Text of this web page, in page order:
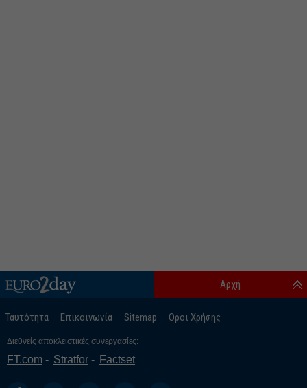
Ταυτότητα Επικοινωνία Sitemap Οροι Χρήσης
Αρχή
Διεθνείς αποκλειστικές συνεργασίες:
FT.com Stratfor Factset